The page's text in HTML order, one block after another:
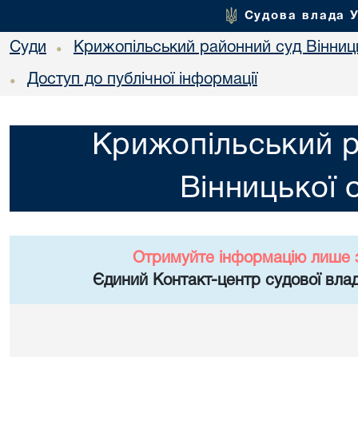
Судова влада
Суди • Крижопільський районний суд
• Доступ до публічної інформації
Крижопільський
Вінницької
Отримуйте інформацію лише
Єдиний Контакт-центр судової